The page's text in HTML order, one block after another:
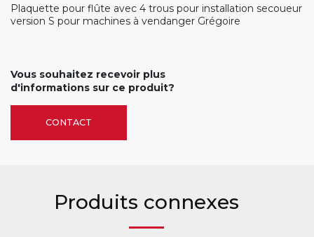
Plaquette pour flûte avec 4 trous pour installation secoueur
version S pour machines à vendanger Grégoire
Vous souhaitez recevoir plus
d'informations sur ce produit?
CONTACT
Produits connexes